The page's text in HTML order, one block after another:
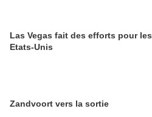
Las Vegas fait des efforts pour les
Etats-Unis
Zandvoort vers la sortie